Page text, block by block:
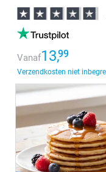
Vanaf13,99
Verzendkosten niet